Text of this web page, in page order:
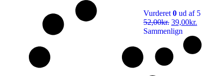
Vurderet 0 ud af 5
52,00kr. 39,00kr.
Sammenlign